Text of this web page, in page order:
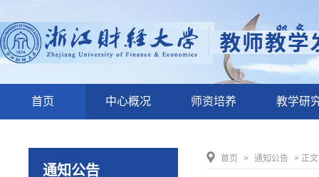
首页 中心概况 师资培养 教学研
通知公告
首页 > 通知公告 > 正文